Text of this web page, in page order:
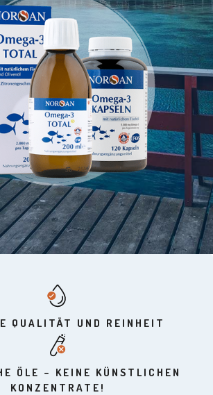
QUALITÄT UND REINHEIT
ÖLE – KEINE KÜNSTLICHEN
KONZENTRATE!